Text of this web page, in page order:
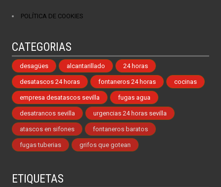
POLÍTICA DE COOKIES
CATEGORIAS
desagües alcantarillado 24 horas
desatascos 24 horas fontaneros 24 horas cocinas
empresa desatascos sevilla fugas agua
desatrancos sevilla urgencias 24 horas sevilla
atascos en sifones fontaneros baratos
fugas tuberias grifos que gotean
ETIQUETAS